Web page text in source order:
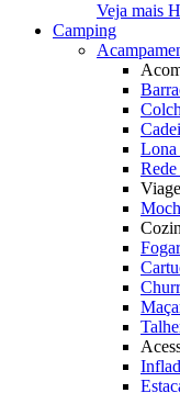
Veja mais
Camping